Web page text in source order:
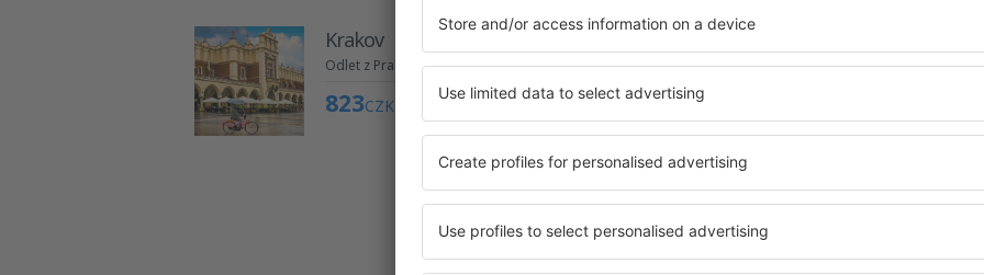
Krakov
Odlet z Prahy
823CZK
Kodaň
Odlet z Prahy
896
Ukaž více akcí